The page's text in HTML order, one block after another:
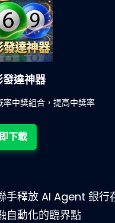
達神器
中獎組合，提高中獎率
下載
手釋放 AI Agent 銀行
自動化的臨界點